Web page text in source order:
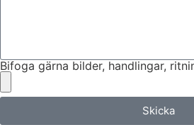
Bifoga gärna bilder, handlingar,
Skicka